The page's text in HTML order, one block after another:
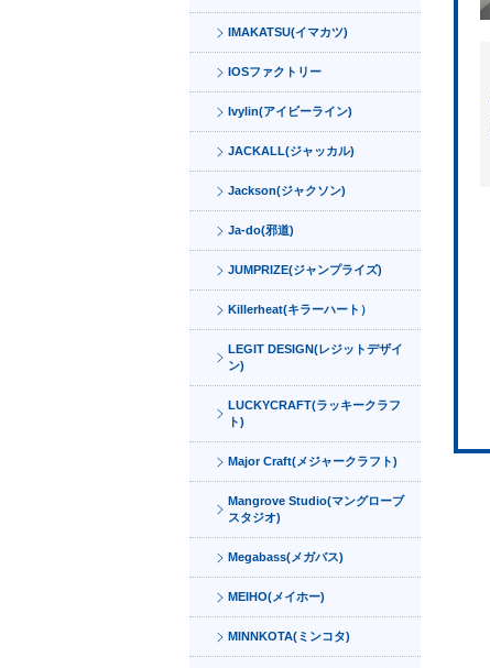
IMAKATSU(イマカツ)
IOSファクトリー
Ivylin(アイビーライン)
JACKALL(ジャッカル)
Jackson(ジャクソン)
Ja-do(邪道)
JUMPRIZE(ジャンプライズ)
Killerheat(キラーハート）
LEGIT DESIGN(レジットデザイ
ン)
LUCKYCRAFT(ラッキークラフ
ト)
Major Craft(メジャークラフト)
Mangrove Studio(マングローブ
スタジオ)
Megabass(メガバス)
MEIHO(メイホー)
MINNKOTA(ミンコタ)